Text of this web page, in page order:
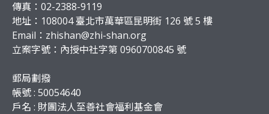
傳真：02-2388-9119
地址：108004 臺北市萬華區昆明街 126 號 5 樓
Email： zhishan@zhi-shan.org
立案字號：內授中社字第 0960700845 號
郵局劃撥
帳號 : 50054640
戶名 : 財團法人至善社會福利基金會